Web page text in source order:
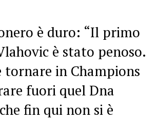
è duro: “Il primo
è stato penoso.
tornare in Champions
fuori quel Dna
fin qui non si è